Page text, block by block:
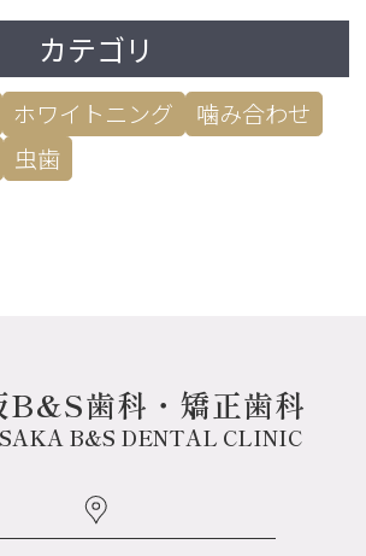
カテゴリ
ホワイトニング
噛み合わせ
虫歯
B&S歯科・矯正歯科
B&S DENTAL CLINIC